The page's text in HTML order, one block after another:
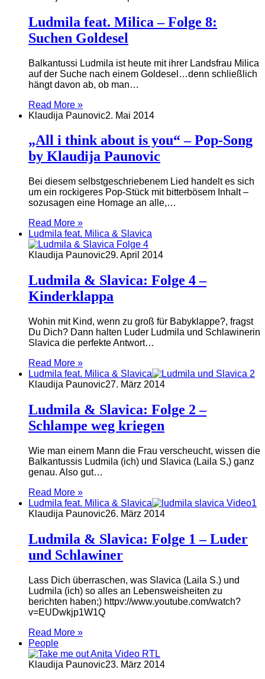
Ludmila feat. Milica – Folge 8:
Suchen Goldesel
Balkantussi Ludmila ist heute mit ihrer Landsfrau Milica
auf der Suche nach einem Goldesel…denn schließlich
hängt davon ab, ob man…
Read More »
Klaudija Paunovic2. Mai 2014
„All i think about is you“ – Pop-Song
by Klaudija Paunovic
Bei diesem selbstgeschriebenem Lied handelt es sich
um ein rockigeres Pop-Stück mit bitterbösem Inhalt –
sozusagen eine Homage an alle,…
Read More »
Ludmila feat. Milica & Slavica
Klaudija Paunovic29. April 2014
Ludmila & Slavica: Folge 4 –
Kinderklappa
Wohin mit Kind, wenn zu groß für Babyklappe?, fragst
Du Dich? Dann halten Luder Ludmila und Schlawinerin
Slavica die perfekte Antwort…
Read More »
Ludmila feat. Milica & Slavica
Klaudija Paunovic27. März 2014
Ludmila & Slavica: Folge 2 –
Schlampe weg kriegen
Wie man einem Mann die Frau verscheucht, wissen die
Balkantussis Ludmila (ich) und Slavica (Laila S,) ganz
genau. Also gut…
Read More »
Ludmila feat. Milica & Slavica
Klaudija Paunovic26. März 2014
Ludmila & Slavica: Folge 1 – Luder
und Schlawiner
Lass Dich überraschen, was Slavica (Laila S.) und
Ludmila (ich) so alles an Lebensweisheiten zu
berichten haben;) httpv://www.youtube.com/watch?
v=EUDwkjp1W1Q
Read More »
People
Klaudija Paunovic23. März 2014